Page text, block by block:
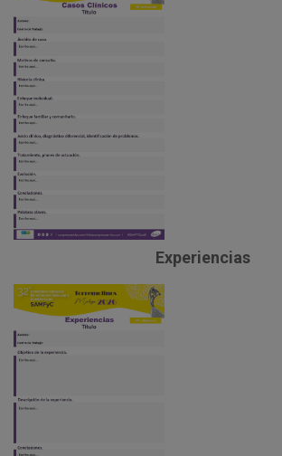
Experiencias